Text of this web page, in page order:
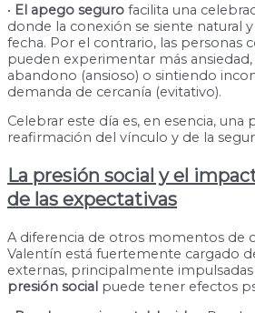
• El apego seguro facilita una
donde la conexión se siente natural
fecha. Por el contrario, las personas
pueden experimentar más
abandono (ansioso) o sintiendo
demanda de cercanía (evitativo).
Celebrar este día es, en esencia, una
reafirmación del vínculo y de la
La presión social y el
de las expectativas
A diferencia de otros momentos de
Valentín está fuertemente cargado
externas, principalmente
presión social puede tener efectos